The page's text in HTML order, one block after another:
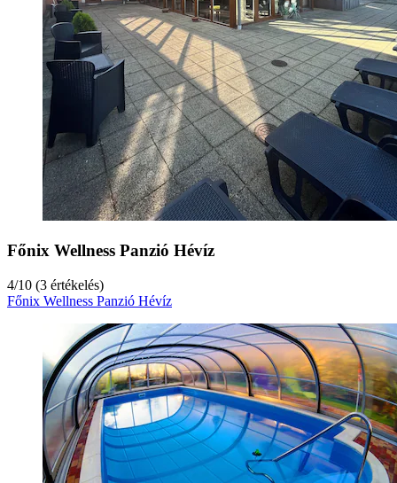
Főnix Wellness Panzió Hévíz
4/10 (3 értékelés)
Főnix Wellness Panzió Hévíz